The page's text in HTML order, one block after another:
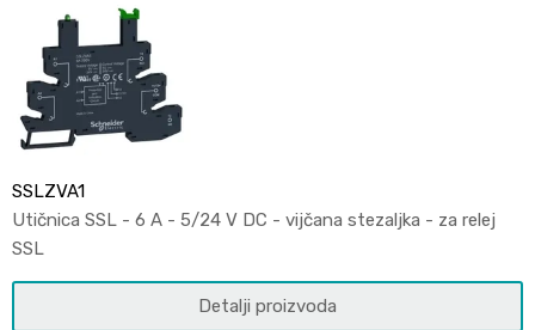
SSLZVA1
Utičnica SSL - 6 A - 5/24 V DC - vijčana stezaljka - za relej
SSL
Detalji proizvoda